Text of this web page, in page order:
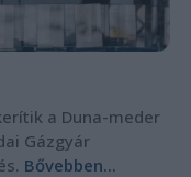
a Duna-meder
Gázgyár
Bővebben...